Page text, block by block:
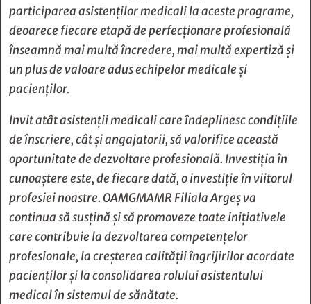
participarea asistenților medicali la aceste programe,
deoarece fiecare etapă de perfecționare profesională
înseamnă mai multă încredere, mai multă expertiză și
un plus de valoare adus echipelor medicale și
pacienților.
Invit atât asistenții medicali care îndeplinesc condițiile
de înscriere, cât și angajatorii, să valorifice această
oportunitate de dezvoltare profesională. Investiția în
cunoaștere este, de fiecare dată, o investiție în viitorul
profesiei noastre. OAMGMAMR Filiala Argeș va
continua să susțină și să promoveze toate inițiativele
care contribuie la dezvoltarea competențelor
profesionale, la creșterea calității îngrijirilor acordate
pacienților și la consolidarea rolului asistentului
medical în sistemul de sănătate.